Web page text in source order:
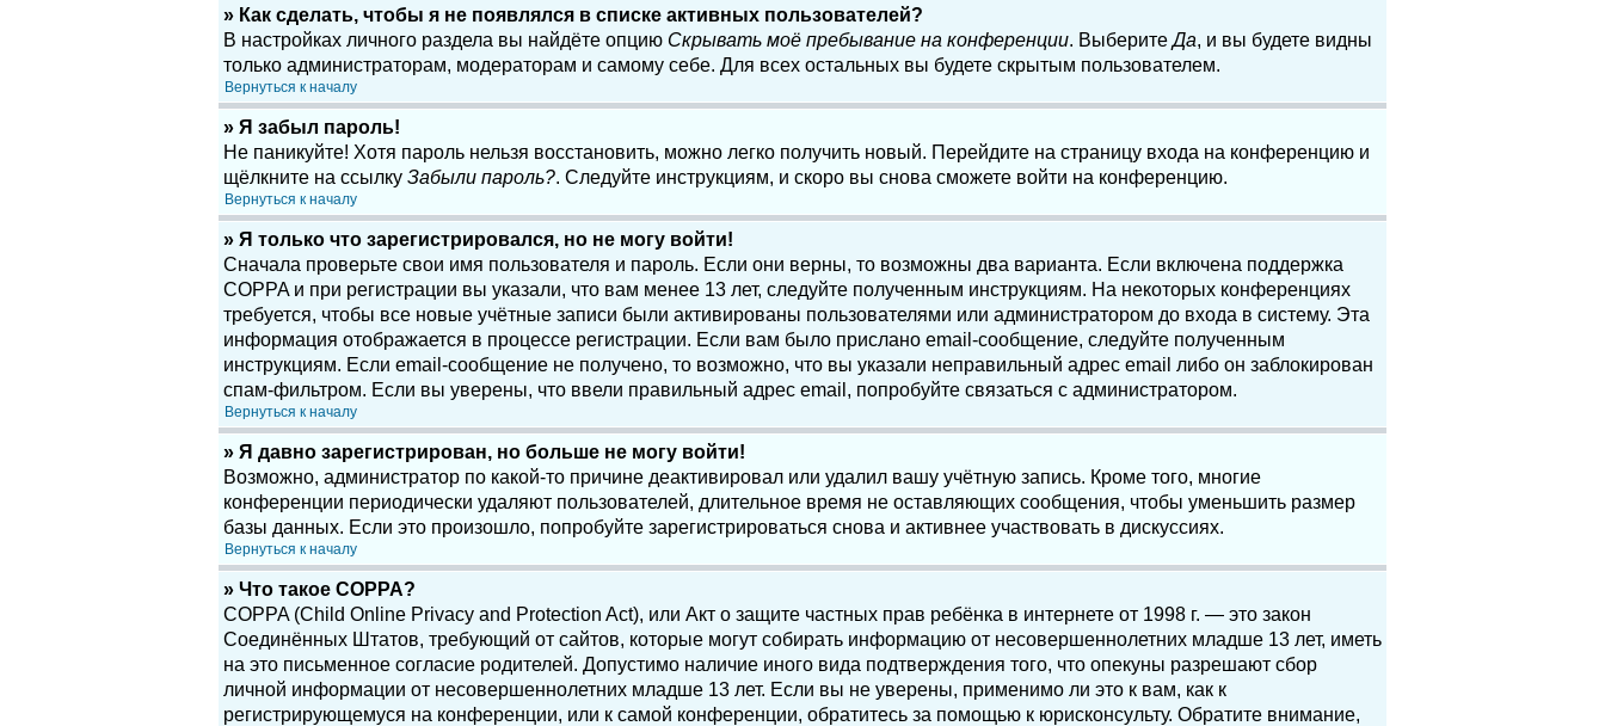
» Как сделать, чтобы я не появлялся в списке активных пользователей?
В настройках личного раздела вы найдёте опцию Скрывать моё пребывание на конференции. ВыберитеДа, и вы будете видны
только администраторам, модераторам и самому себе. Для всех остальных вы будете скрытым пользователем.
Вернуться к началу
» Я забыл пароль!
Не паникуйте! Хотя пароль нельзя восстановить, можно легко получить новый. Перейдите на страницу входа на конференцию и
щёлкните на ссылку Забыли пароль?. Следуйте инструкциям, и скоро вы снова сможете войти на конференцию.
Вернуться к началу
» Я только что зарегистрировался, но не могу войти!
Сначала проверьте свои имя пользователя и пароль. Если они верны, то возможны два варианта. Если включена поддержка
COPPA и при регистрации вы указали, что вам менее 13 лет, следуйте полученным инструкциям. На некоторых конференциях
требуется, чтобы все новые учётные записи были активированы пользователями или администратором до входа в систему. Эта
информация отображается в процессе регистрации. Если вам было прислано email-сообщение, следуйте полученным
инструкциям. Если email-сообщение не получено, то возможно, что вы указали неправильный адрес email либо он заблокирован
спам-фильтром. Если вы уверены, что ввели правильный адрес email, попробуйте связаться с администратором.
Вернуться к началу
» Я давно зарегистрирован, но больше не могу войти!
Возможно, администратор по какой-то причине деактивировал или удалил вашу учётную запись. Кроме того, многие
конференции периодически удаляют пользователей, длительное время не оставляющих сообщения, чтобы уменьшить размер
базы данных. Если это произошло, попробуйте зарегистрироваться снова и активнее участвовать в дискуссиях.
Вернуться к началу
» Что такое COPPA?
COPPA (Child Online Privacy and Protection Act), или Акт о защите частных прав ребёнка в интернете от 1998 г. — это закон
Соединённых Штатов, требующий от сайтов, которые могут собирать информацию от несовершеннолетних младше 13 лет, иметь
на это письменное согласие родителей. Допустимо наличие иного вида подтверждения того, что опекуны разрешают сбор
личной информации от несовершеннолетних младше 13 лет. Если вы не уверены, применимо ли это к вам, как к
регистрирующемуся на конференции, или к самой конференции, обратитесь за помощью к юрисконсульту. Обратите внимание,